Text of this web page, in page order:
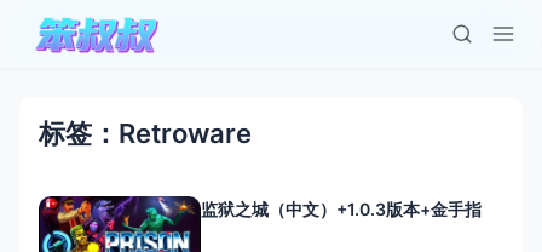
标签：Retroware
监狱之城（中文）+1.0.3版本+金手指